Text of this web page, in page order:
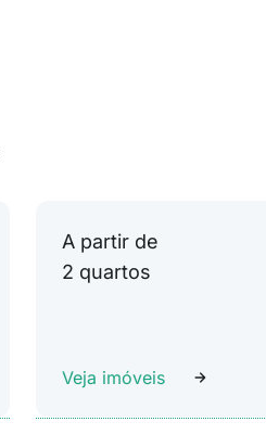
A partir de
2 quartos
Veja imóveis